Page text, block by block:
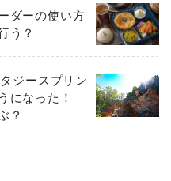
ダーの使い方
う？
ジースプリン
になった！
？